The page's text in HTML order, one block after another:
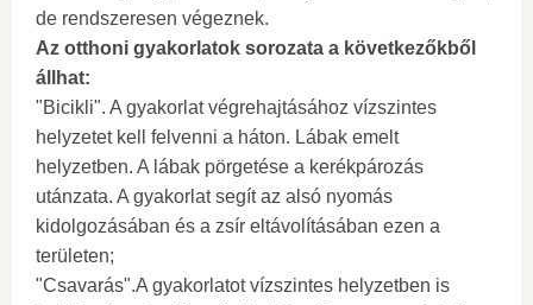
de rendszeresen végeznek.
Az otthoni gyakorlatok sorozata a következőkből
állhat:
"Bicikli". A gyakorlat végrehajtásához vízszintes
helyzetet kell felvenni a háton. Lábak emelt
helyzetben. A lábak pörgetése a kerékpározás
utánzata. A gyakorlat segít az alsó nyomás
kidolgozásában és a zsír eltávolításában ezen a
területen;
"Csavarás".A gyakorlatot vízszintes helyzetben is